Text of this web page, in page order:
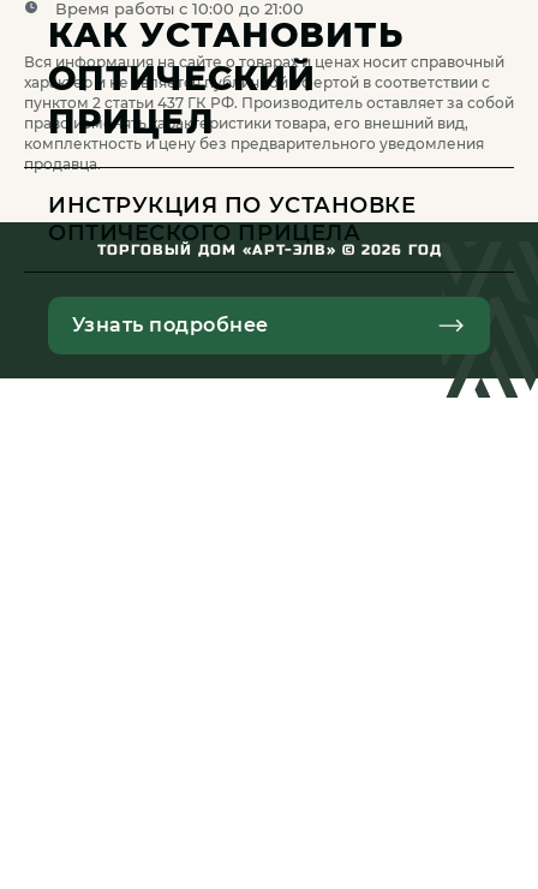
КАК УСТАНОВИТЬ
ОПТИЧЕСКИЙ
ПРИЦЕЛ
ИНСТРУКЦИЯ ПО УСТАНОВКЕ
ОПТИЧЕСКОГО ПРИЦЕЛА
Узнать подробнее
Время работы с 10:00 до 21:00
Вся информация на сайте о товарах и ценах носит справочный
характер и не является публичной офертой в соответствии с
пунктом 2 статьи 437 ГК РФ. Производитель оставляет за собой
право изменять характеристики товара, его внешний вид,
комплектность и цену без предварительного уведомления
продавца.
ТОРГОВЫЙ ДОМ «АРТ-ЭЛВ» © 2026 ГОД